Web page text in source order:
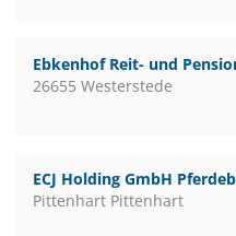
Ebkenhof Reit- und
26655 Westerstede
ECJ Holding GmbH
Pittenhart Pittenhart